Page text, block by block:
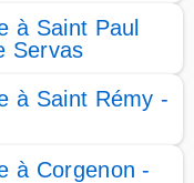
à Saint Paul
Servas
à Saint Rémy -
à Corgenon -